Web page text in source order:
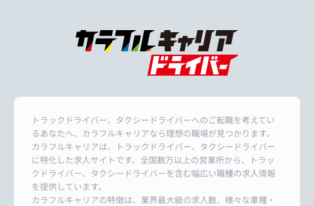
トラックドライバー、タクシードライバーへのご転職を考えてい
るあなたへ、カラフルキャリアなら理想の職場が見つかります。
カラフルキャリアは、トラックドライバー、タクシードライバー
に特化した求人サイトです。全国数万以上の営業所から、トラッ
クドライバー、タクシードライバーを含む幅広い職種の求人情報
を提供しています。
カラフルキャリアの特徴は、業界最大級の求人数、様々な車種・